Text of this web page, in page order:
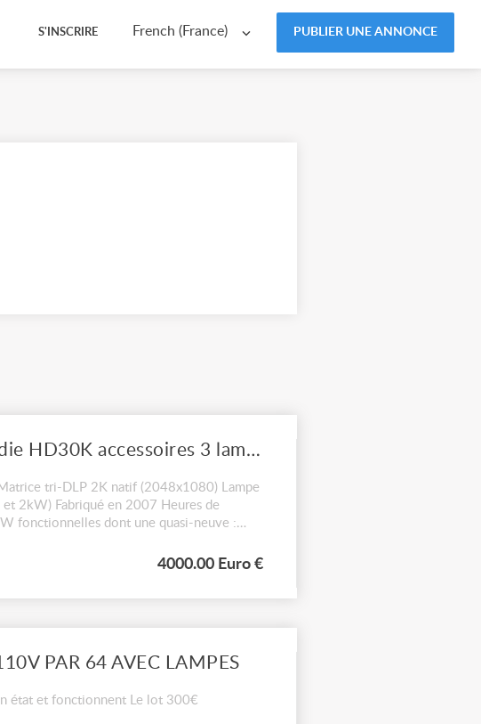
French (France) PUBLIER UNE ANNONCE
S'INSCRIRE
CHRISTIE 30 000 Lumens Roadie HD30K accessoires 3 lampes flightcase 1 optique
tri-DLP 2K natif (2048x1080) Lampe
2kW) Fabriqué en 2007 Heures de
fonctionnelles dont une quasi-neuve :
4000.00 Euro €
PAR 64 AVEC LAMPES
état et fonctionnent Le lot 300€